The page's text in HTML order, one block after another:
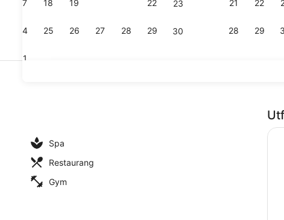
17 18 19 22 23
24 25 26 27 28 29 30
31
21 22
28 29
i lobbyn
Spa
Restaurang
Gym